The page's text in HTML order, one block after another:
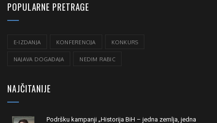
POPULARNE PRETRAGE
E-IZDANJA KONFERENCIJA KONKURS
NAJAVA DOGAĐAJA NEDIM RABIC
NAJČITANIJE
Podršku kampanji „Historija BiH – jedna zemlja, jedna